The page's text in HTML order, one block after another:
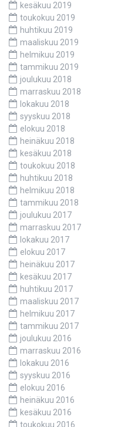
kesäkuu 2019
toukokuu 2019
huhtikuu 2019
maaliskuu 2019
helmikuu 2019
tammikuu 2019
joulukuu 2018
marraskuu 2018
lokakuu 2018
syyskuu 2018
elokuu 2018
heinäkuu 2018
kesäkuu 2018
toukokuu 2018
huhtikuu 2018
helmikuu 2018
tammikuu 2018
joulukuu 2017
marraskuu 2017
lokakuu 2017
elokuu 2017
heinäkuu 2017
kesäkuu 2017
huhtikuu 2017
maaliskuu 2017
helmikuu 2017
tammikuu 2017
joulukuu 2016
marraskuu 2016
lokakuu 2016
syyskuu 2016
elokuu 2016
heinäkuu 2016
kesäkuu 2016
toukokuu 2016